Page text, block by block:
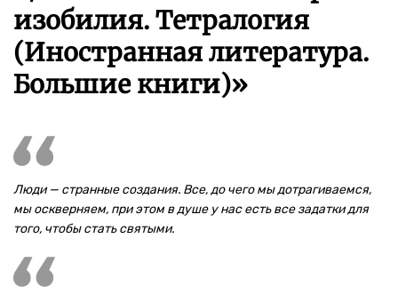
изобилия. Тетралогия
(Иностранная литература.
Большие книги)»
Люди — странные создания. Все, до чего мы дотрагиваемся,
мы оскверняем, при этом в душе у нас есть все задатки для
того, чтобы стать святыми.